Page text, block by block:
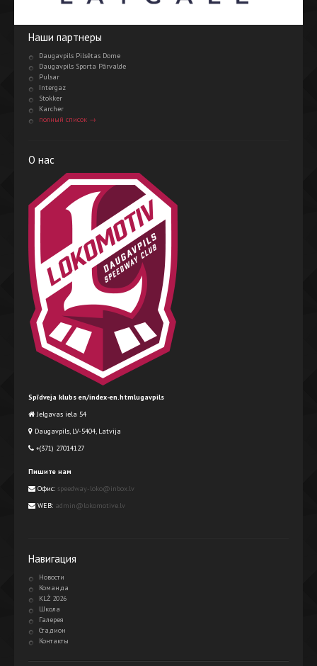
Наши партнеры
Daugavpils Pilsētas Dome
Daugavpils Sporta Pārvalde
Pulsar
Intergaz
Stokker
Karcher
полный список →
О нас
Spīdveja klubs en/index-en.htmlugavpils
Jelgavas iela 54
Daugavpils, LV-5404, Latvija
+(371) 27014127
Пишите нам
Офис: speedway-loko@inbox.lv
WEB: admin@lokomotive.lv
Навигация
Новости
Команда
KLŻ 2026
Школа
Галерея
Стадион
Контакты